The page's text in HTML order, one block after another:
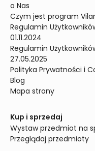
o Nas
Czym jest program
Regulamin
01.11.2024
Regulamin
27.05.2025
Polityka Prywatności i
Blog
Mapa strony
Kup i sprzedaj
Wystaw przedmiot na
Przeglądaj przedmioty